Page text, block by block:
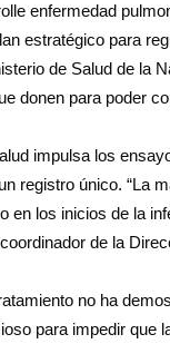
enfermedad
estratégico para
de Salud de la
donen para poder
impulsa los
registro único. “La
en los inicios de la
de la
no ha
para impedir que